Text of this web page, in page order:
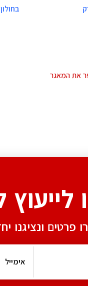
בחולון
את המאגר
פרטים ונציגנו